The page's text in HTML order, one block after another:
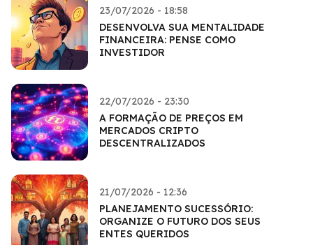
23/07/2026 - 18:58
DESENVOLVA SUA MENTALIDADE
FINANCEIRA: PENSE COMO
INVESTIDOR
22/07/2026 - 23:30
A FORMAÇÃO DE PREÇOS EM
MERCADOS CRIPTO
DESCENTRALIZADOS
21/07/2026 - 12:36
PLANEJAMENTO SUCESSÓRIO:
ORGANIZE O FUTURO DOS SEUS
ENTES QUERIDOS